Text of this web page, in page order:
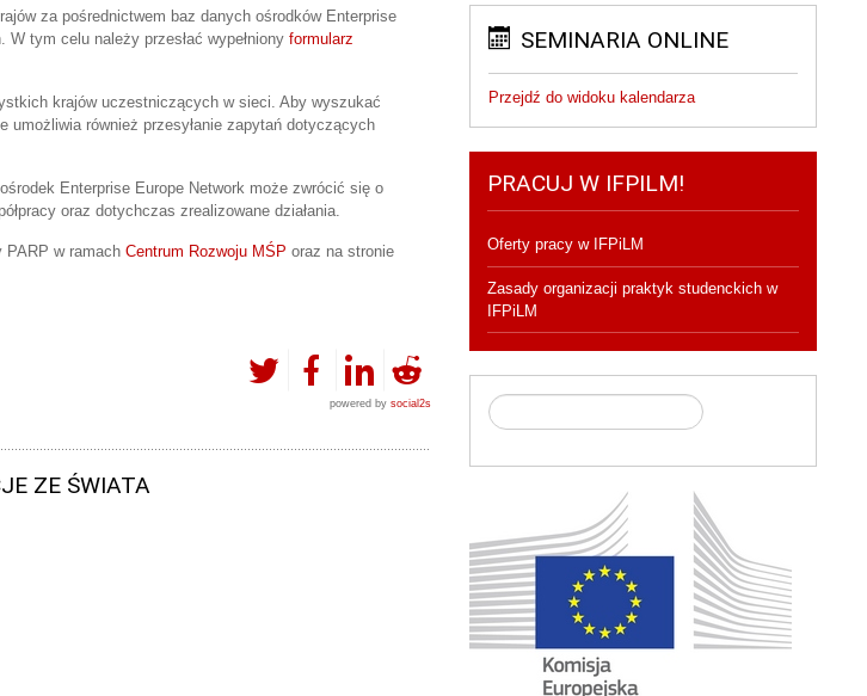
za pośrednictwem baz danych ośrodków Enterprise
tym celu należy przesłać wypełniony formularz
krajów uczestniczących w sieci. Aby wyszukać
umożliwia również przesyłanie zapytań dotyczących
Enterprise Europe Network może zwrócić się o
oraz dotychczas zrealizowane działania.
PARP w ramach Centrum Rozwoju MŚP oraz na stronie
powered by social2s
ZE ŚWIATA
SEMINARIA ONLINE
Przejdź do widoku kalendarza
PRACUJ W IFPILM!
Oferty pracy w IFPiLM
Zasady organizacji praktyk studenckich w
IFPiLM